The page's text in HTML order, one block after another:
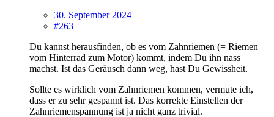
30. September 2024
#263
Du kannst herausfinden, ob es vom Zahnriemen (= Riemen
vom Hinterrad zum Motor) kommt, indem Du ihn nass
machst. Ist das Geräusch dann weg, hast Du Gewissheit.
Sollte es wirklich vom Zahnriemen kommen, vermute ich,
dass er zu sehr gespannt ist. Das korrekte Einstellen der
Zahnriemenspannung ist ja nicht ganz trivial.